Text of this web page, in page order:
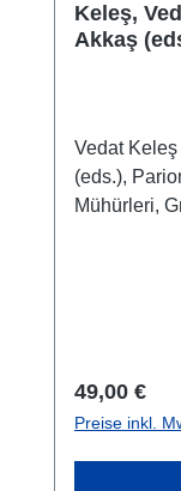
Keleş,
Akkaş
Vedat
(eds.),
Mühürleri,
Regulärer
49,00 €
Preise inkl.